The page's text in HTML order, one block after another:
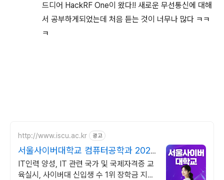
드디어 HackRF One이 왔다!! 새로운 무선통신에 대해
서 공부하게되었는데 처음 듣는 것이 너무나 많다 ㅋㅋ
ㅋ
http://www.iscu.ac.kr 광고
서울사이버대학교 컴퓨터공학과 2026
가을학기 신편입생
IT인력 양성, IT 관련 국가 및 국제자격증 교
육실시, 사이버대 신입생 수 1위 장학금 지급